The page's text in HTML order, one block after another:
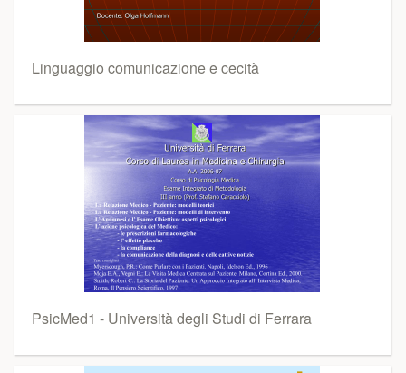
Linguaggio comunicazione e cecità
PsicMed1 - Università degli Studi di Ferrara